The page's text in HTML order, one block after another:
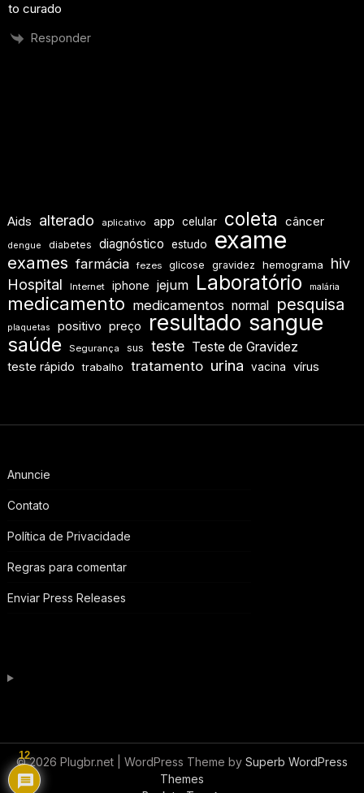
to curado
Responder
Aids alterado aplicativo app celular coleta câncer
dengue diabetes diagnóstico estudo exame
exames farmácia fezes glicose gravidez hemograma
hiv
Hospital
Internet iphone jejum Laboratório malária
medicamento medicamentos normal pesquisa
plaquetas positivo preço resultado sangue
saúde Segurança sus teste Teste de Gravidez
teste rápido trabalho tratamento urina vacina vírus
Anuncie
Contato
Política de Privacidade
Regras para comentar
Enviar Press Releases
© 2026 Plugbr.net | WordPress Theme by Superb WordPress
Themes
12